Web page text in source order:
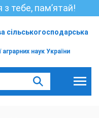
тебе, пам’ятай!
сільськогосподарська
наук України